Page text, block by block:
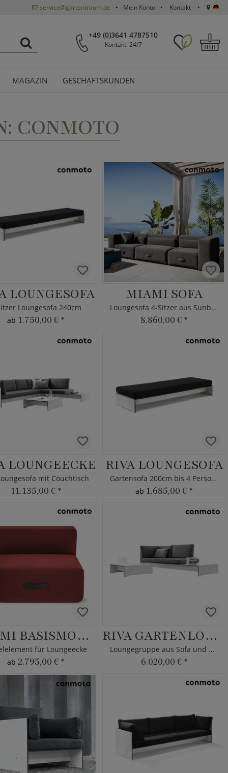
service@gartentraum.de Mein Konto Kontakt
+49 (0)3641 4787510
Kontakt: 24/7
MAGAZIN GESCHÄFTSKUNDEN
CONMOTO
LOUNGESOFA
Loungesofa 240cm
ab 1.750,00 € *
MIAMI SOFA
Loungesofa 4-Sitzer aus Sunbrella
8.860,00 € *
LOUNGEECKE
mit Couchtisch
11.135,00 € *
RIVA LOUNGESOFA
Gartensofa 200cm bis 4 Personen
ab 1.685,00 € *
MIAMI BASISMODUL
für Loungeecke
ab 2.795,00 € *
RIVA GARTENLOUNGE
Loungegruppe aus Sofa und Tisch
6.020,00 € *